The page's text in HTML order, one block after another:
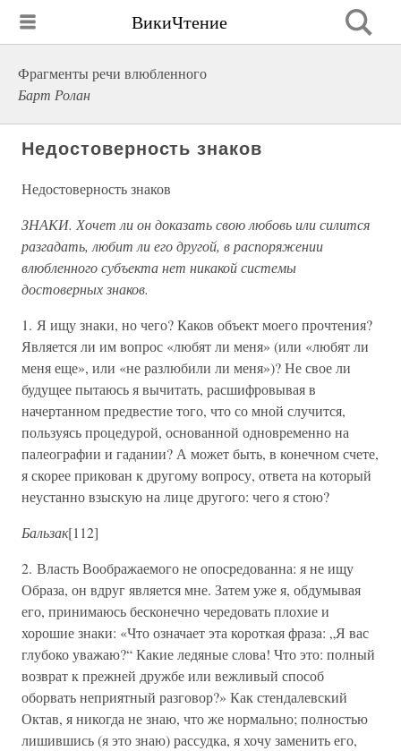
ВикиЧтение
Фрагменты речи влюбленного
Барт Ролан
Недостоверность знаков
Недостоверность знаков
ЗНАКИ. Хочет ли он доказать свою любовь или силится
разгадать, любит ли его другой, в распоряжении
влюбленного субъекта нет никакой системы
достоверных знаков.
1. Я ищу знаки, но чего? Каков объект моего прочтения?
Является ли им вопрос «любят ли меня» (или «любят ли
меня еще», или «не разлюбили ли меня»)? Не свое ли
будущее пытаюсь я вычитать, расшифровывая в
начертанном предвестие того, что со мной случится,
пользуясь процедурой, основанной одновременно на
палеографии и гадании? А может быть, в конечном счете,
я скорее прикован к другому вопросу, ответа на который
неустанно взыскую на лице другого: чего я стою?
Бальзак[112]
2. Власть Воображаемого не опосредованна: я не ищу
Образа, он вдруг является мне. Затем уже я, обдумывая
его, принимаюсь бесконечно чередовать плохие и
хорошие знаки: «Что означает эта короткая фраза: „Я вас
глубоко уважаю?“ Какие ледяные слова! Что это: полный
возврат к прежней дружбе или вежливый способ
оборвать неприятный разговор?» Как стендалевский
Октав, я никогда не знаю, что же нормально; полностью
лишившись (я это знаю) рассудка, я хочу заменить его,